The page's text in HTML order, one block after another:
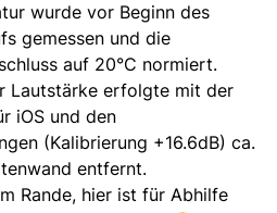
wurde vor Beginn des
gemessen und die
auf 20°C normiert.
Lautstärke erfolgte mit der
iOS und den
(Kalibrierung +16.6dB) ca.
entfernt.
Rande, hier ist für Abhilfe